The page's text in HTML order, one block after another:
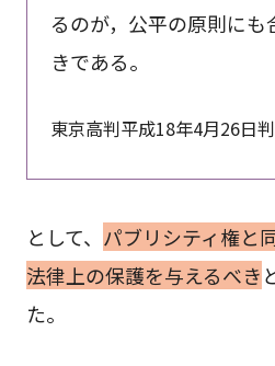
るのが，公平の原則に
きである。
東京高判平成18年4月26日
として、 パブリシティ権と
法律上の保護を与えるべき
た。